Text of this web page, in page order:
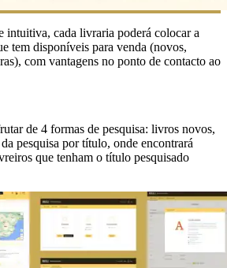
intuitiva, cada livraria poderá colocar a
tem disponíveis para venda (novos,
com vantagens no ponto de contacto ao
de 4 formas de pesquisa: livros novos,
pesquisa por título, onde encontrará
que tenham o título pesquisado